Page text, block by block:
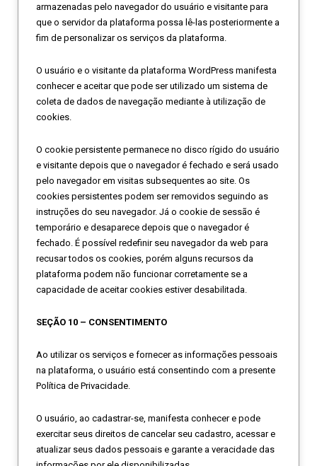
armazenadas pelo navegador do usuário e visitante para
que o servidor da plataforma possa lê-las posteriormente a
fim de personalizar os serviços da plataforma.
O usuário e o visitante da plataforma WordPress manifesta
conhecer e aceitar que pode ser utilizado um sistema de
coleta de dados de navegação mediante à utilização de
cookies.
O cookie persistente permanece no disco rígido do usuário
e visitante depois que o navegador é fechado e será usado
pelo navegador em visitas subsequentes ao site. Os
cookies persistentes podem ser removidos seguindo as
instruções do seu navegador. Já o cookie de sessão é
temporário e desaparece depois que o navegador é
fechado. É possível redefinir seu navegador da web para
recusar todos os cookies, porém alguns recursos da
plataforma podem não funcionar corretamente se a
capacidade de aceitar cookies estiver desabilitada.
SEÇÃO 10 – CONSENTIMENTO
Ao utilizar os serviços e fornecer as informações pessoais
na plataforma, o usuário está consentindo com a presente
Política de Privacidade.
O usuário, ao cadastrar-se, manifesta conhecer e pode
exercitar seus direitos de cancelar seu cadastro, acessar e
atualizar seus dados pessoais e garante a veracidade das